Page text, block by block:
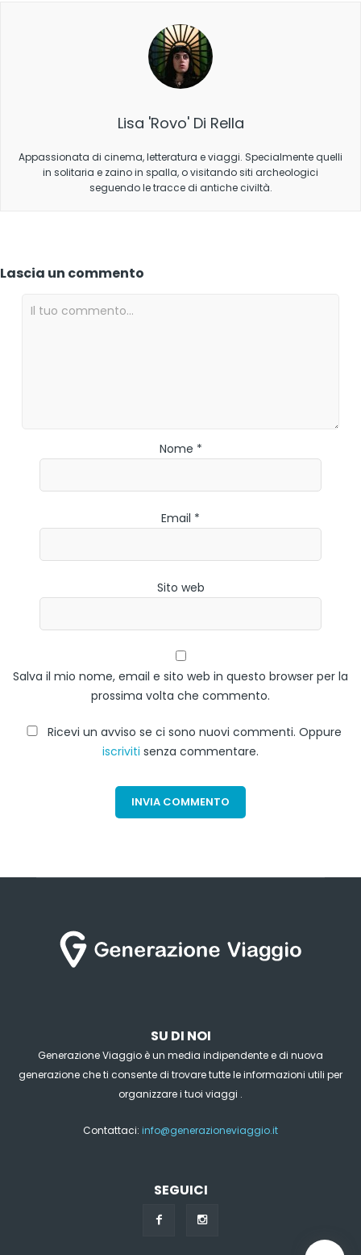
Lisa 'Rovo' Di Rella
Appassionata di cinema, letteratura e viaggi. Specialmente quelli
in solitaria e zaino in spalla, o visitando siti archeologici
seguendo le tracce di antiche civiltà.
Lascia un commento
Nome *
Email *
Sito web
Salva il mio nome, email e sito web in questo browser per la
prossima volta che commento.
Ricevi un avviso se ci sono nuovi commenti. Oppure
iscriviti senza commentare.
SU DI NOI
Generazione Viaggio è un media indipendente e di nuova
generazione che ti consente di trovare tutte le informazioni utili per
organizzare i tuoi viaggi .
Contattaci: info@generazioneviaggio.it
SEGUICI